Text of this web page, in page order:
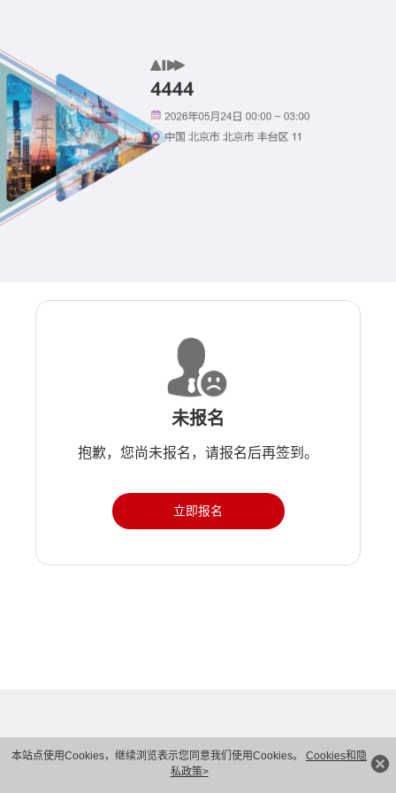
本站点使用Cookies，继续浏览表示您同意我们使用Cookies。 Cookies和隐
私政策>
未报名
抱歉，您尚未报名，请报名后再签到。
立即报名